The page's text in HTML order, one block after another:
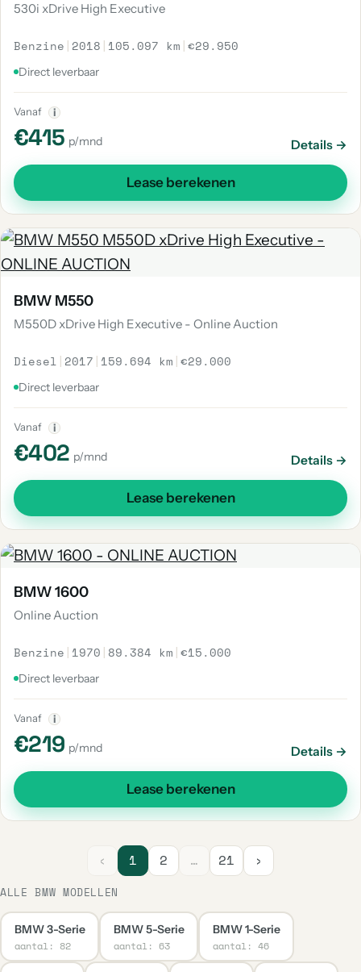
530i xDrive High Executive
Benzine | 2018 | 105.097 km |€29.950
Direct leverbaar
Vanaf i
€415 p/mnd Details →
Lease berekenen
BMW M550
M550D xDrive High Executive - Online Auction
Diesel | 2017 | 159.694 km |€29.000
Direct leverbaar
Vanaf i
€402 p/mnd Details →
Lease berekenen
BMW 1600
Online Auction
Benzine | 1970 | 89.384 km |€15.000
Direct leverbaar
Vanaf i
€219 p/mnd Details →
Lease berekenen
‹ 1 2 … 21 ›
ALLE BMW MODELLEN
BMW 3-Serie
aantal: 82
BMW 5-Serie
aantal: 63
BMW 1-Serie
aantal: 46